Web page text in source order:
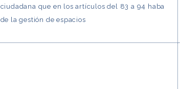
ciudadana que en los artículos del 83 a 94 haba
de la gestión de espacios